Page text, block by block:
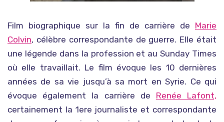
Film biographique sur la fin de carrière de Marie
Colvin, célèbre correspondante de guerre. Elle était
une légende dans la profession et au Sunday Times
où elle travaillait. Le film évoque les 10 dernières
années de sa vie jusqu’à sa mort en Syrie. Ce qui
évoque également la carrière de Renée Lafont,
certainement la 1ere journaliste et correspondante